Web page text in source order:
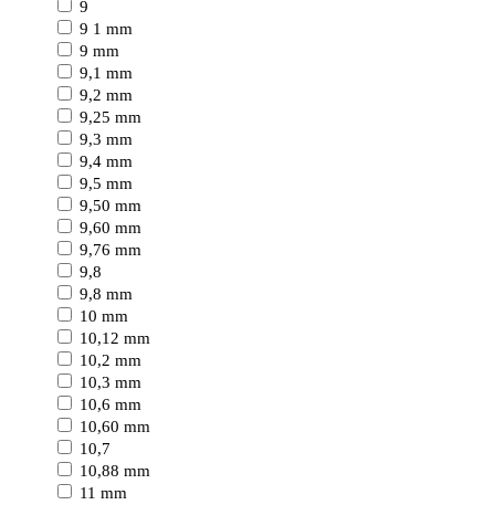
9
9 1 mm
9 mm
9,1 mm
9,2 mm
9,25 mm
9,3 mm
9,4 mm
9,5 mm
9,50 mm
9,60 mm
9,76 mm
9,8
9,8 mm
10 mm
10,12 mm
10,2 mm
10,3 mm
10,6 mm
10,60 mm
10,7
10,88 mm
11 mm